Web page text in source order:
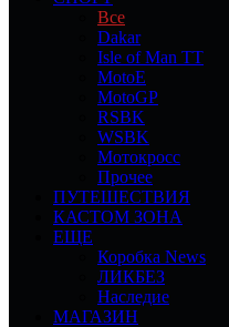
Все
Dakar
Isle of Man TT
MotoE
MotoGP
RSBK
WSBK
Мотокросс
Прочее
ПУТЕШЕСТВИЯ
КАСТОМ ЗОНА
ЕЩЕ
Коробка News
ЛИКБЕЗ
Наследие
МАГАЗИН